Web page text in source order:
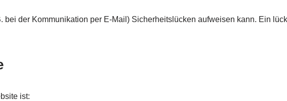
der Kommunikation per E-Mail) Sicherheitslücken aufweisen kann. Ein
ist: